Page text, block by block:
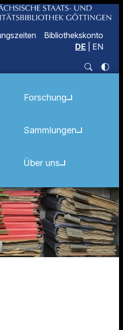
Bibliothekskonto
DE
EN
Forschung
Sammlungen
Über uns